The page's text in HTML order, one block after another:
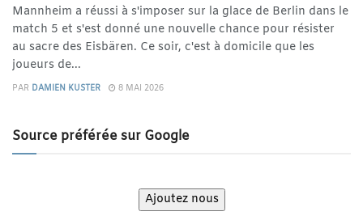
Mannheim a réussi à s'imposer sur la glace de Berlin dans le
match 5 et s'est donné une nouvelle chance pour résister
au sacre des Eisbären. Ce soir, c'est à domicile que les
joueurs de...
PAR DAMIEN KUSTER 8 MAI 2026
Source préférée sur Google
Ajoutez nous